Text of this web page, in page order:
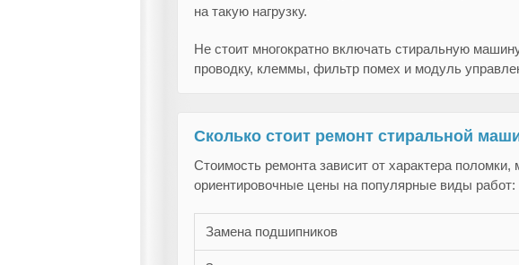
на такую нагрузку.
Не стоит многократно включать стиральную
проводку, клеммы, фильтр помех и модуль
Сколько стоит ремонт стиральной
Стоимость ремонта зависит от характера
ориентировочные цены на популярные виды работ:
Замена подшипников